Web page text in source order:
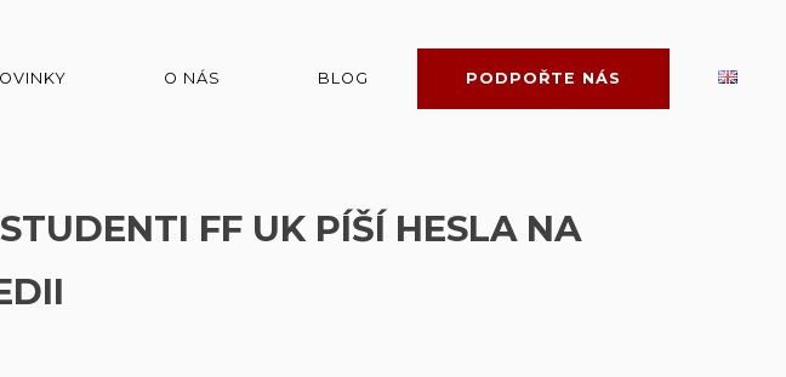
O NÁS BLOG PODPOŘTE NÁS
FF UK PÍŠÍ HESLA NA